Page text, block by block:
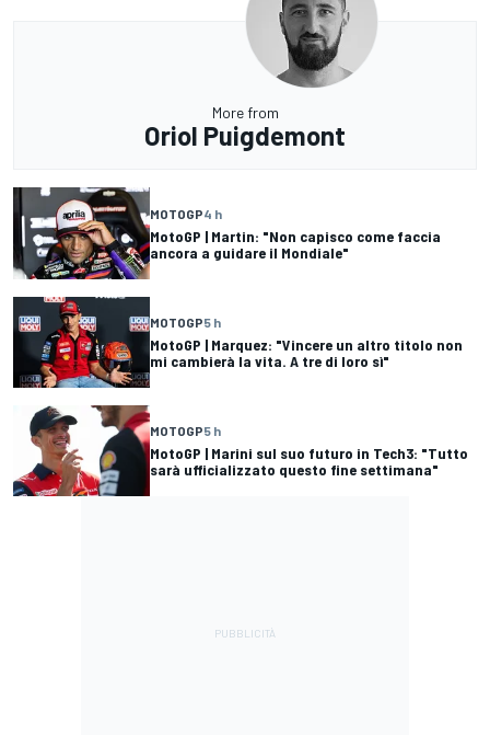
More from
Oriol Puigdemont
MOTOGP4 h
MotoGP | Martin: "Non capisco come faccia
ancora a guidare il Mondiale"
MOTOGP5 h
MotoGP | Marquez: "Vincere un altro titolo non
mi cambierà la vita. A tre di loro sì"
MOTOGP5 h
MotoGP | Marini sul suo futuro in Tech3: "Tutto
sarà ufficializzato questo fine settimana"